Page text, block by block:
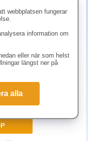
moms)
webbplatsen fungerar
information om
eller när som helst
längst ner på
alla